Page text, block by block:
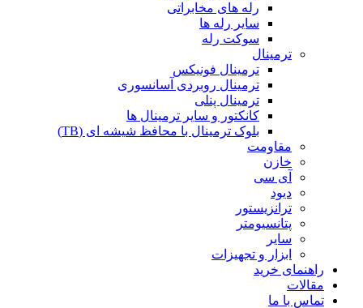
رله های مخابراتی
سایر رله ها
سوکت رله
ترمینال
ترمینال فونیکس
ترمینال روبردی آسانسوری
ترمینال پنلی
کانکتور و سایر ترمینال ها
بلوک ترمینال با محافظ شیشه ای (TB)
مقاومت
خازن
آی سی
دیود
ترانزیستور
پتانسیومتر
سایر
ابزار و تجهیزات
راهنمای خرید
مقالات
تماس با ما